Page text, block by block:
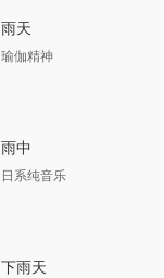
雨天
瑜伽精神
雨中
日系纯音乐
下雨天